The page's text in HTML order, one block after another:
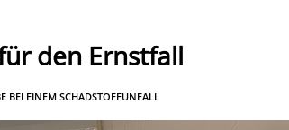
den Ernstfall
BEI EINEM SCHADSTOFFUNFALL